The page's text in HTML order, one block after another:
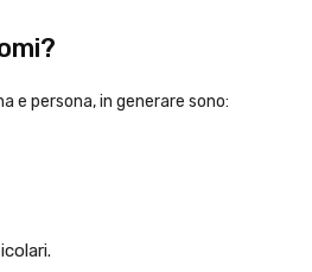
e persona, in generare sono: